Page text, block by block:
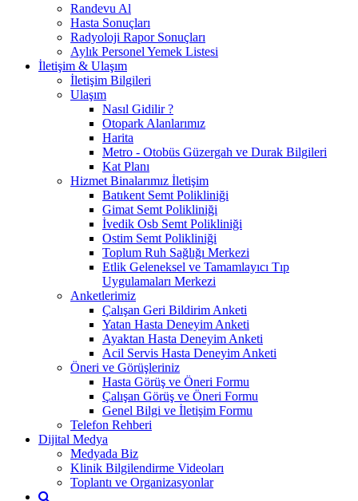
Randevu Al
Hasta Sonuçları
Radyoloji Rapor Sonuçları
Aylık Personel Yemek Listesi
İletişim & Ulaşım
İletişim Bilgileri
Ulaşım
Nasıl Gidilir ?
Otopark Alanlarımız
Harita
Metro - Otobüs Güzergah ve Durak Bilgileri
Kat Planı
Hizmet Binalarımız İletişim
Batıkent Semt Polikliniği
Gimat Semt Polikliniği
İvedik Osb Semt Polikliniği
Ostim Semt Polikliniği
Toplum Ruh Sağlığı Merkezi
Etlik Geleneksel ve Tamamlayıcı Tıp
Uygulamaları Merkezi
Anketlerimiz
Çalışan Geri Bildirim Anketi
Yatan Hasta Deneyim Anketi
Ayaktan Hasta Deneyim Anketi
Acil Servis Hasta Deneyim Anketi
Öneri ve Görüşleriniz
Hasta Görüş ve Öneri Formu
Çalışan Görüş ve Öneri Formu
Genel Bilgi ve İletişim Formu
Telefon Rehberi
Dijital Medya
Medyada Biz
Klinik Bilgilendirme Videoları
Toplantı ve Organizasyonlar